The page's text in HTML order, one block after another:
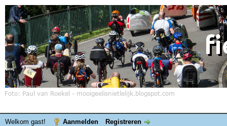
Welkom gast! Aanmelden Registreren